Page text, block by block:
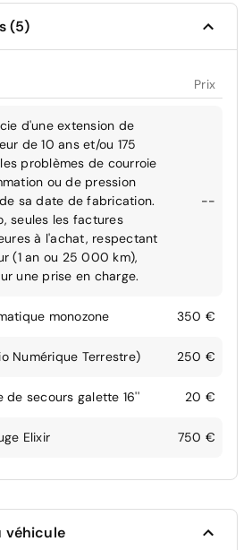
(5)
Prix
d'une extension de
de 10 ans et/ou 175
problèmes de courroie
ou de pression
sa date de fabrication.
seules les factures
à l'achat, respectant
(1 an ou 25 000 km),
une prise en charge.
--
monozone 350 €
Numérique Terrestre) 250 €
de secours galette 16'' 20 €
Elixir 750 €
véhicule